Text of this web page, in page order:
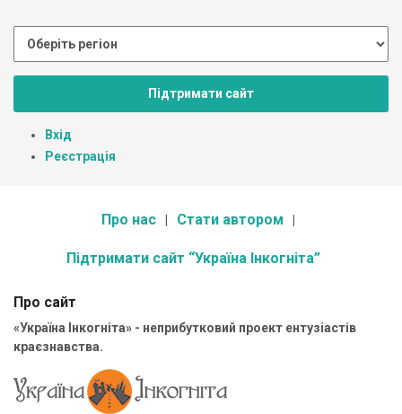
Підтримати сайт
Вхід
Реєстрація
Про нас Стати автором
Підтримати сайт “Україна Інкогніта”
Про сайт
«Україна Інкогніта» - неприбутковий проект ентузіастів
краєзнавства.